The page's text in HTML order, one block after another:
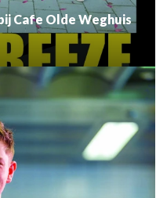
Cafe Olde Weghuis